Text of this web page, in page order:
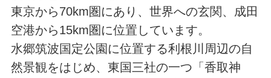
東京から70km圏にあり、世界への玄関、成田
空港から15km圏に位置しています。
水郷筑波国定公園に位置する利根川周辺の自
然景観をはじめ、東国三社の一つ「香取神